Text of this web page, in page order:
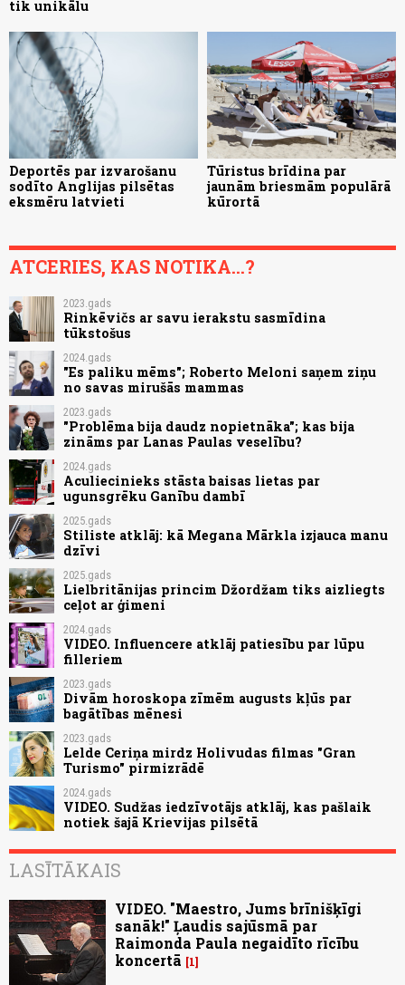
tik unikālu
Deportēs par izvarošanu
sodīto Anglijas pilsētas
eksmēru latvieti
Tūristus brīdina par
jaunām briesmām populārā
kūrortā
ATCERIES, KAS NOTIKA...?
2023.gads
Rinkēvičs ar savu ierakstu sasmīdina
tūkstošus
2024.gads
"Es paliku mēms"; Roberto Meloni saņem ziņu
no savas mirušās mammas
2023.gads
"Problēma bija daudz nopietnāka"; kas bija
zināms par Lanas Paulas veselību?
2024.gads
Aculiecinieks stāsta baisas lietas par
ugunsgrēku Ganību dambī
2025.gads
Stiliste atklāj: kā Megana Mārkla izjauca manu
dzīvi
2025.gads
Lielbritānijas princim Džordžam tiks aizliegts
ceļot ar ģimeni
2024.gads
VIDEO. Influencere atklāj patiesību par lūpu
filleriem
2023.gads
Divām horoskopa zīmēm augusts kļūs par
bagātības mēnesi
2023.gads
Lelde Ceriņa mirdz Holivudas filmas "Gran
Turismo" pirmizrādē
2024.gads
VIDEO. Sudžas iedzīvotājs atklāj, kas pašlaik
notiek šajā Krievijas pilsētā
LASĪTĀKAIS
VIDEO. "Maestro, Jums brīnišķīgi
sanāk!" Ļaudis sajūsmā par
Raimonda Paula negaidīto rīcību
koncertā
1